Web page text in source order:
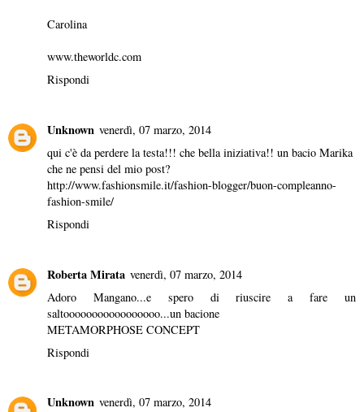
Carolina
www.theworldc.com
Rispondi
Unknown venerdì, 07 marzo, 2014
qui c'è da perdere la testa!!! che bella iniziativa!! un bacio Marika
che ne pensi del mio post?
http://www.fashionsmile.it/fashion-blogger/buon-compleanno-
fashion-smile/
Rispondi
Roberta Mirata venerdì, 07 marzo, 2014
Adoro Mangano...e spero di riuscire a fare un
saltooooooooooooooooo...un bacione
METAMORPHOSE CONCEPT
Rispondi
Unknown venerdì, 07 marzo, 2014